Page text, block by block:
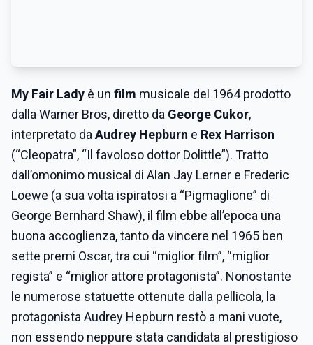
My Fair Lady è un film musicale del 1964 prodotto
dalla Warner Bros, diretto da George Cukor,
interpretato da Audrey Hepburn e Rex Harrison
(“Cleopatra”, “Il favoloso dottor Dolittle”). Tratto
dall’omonimo musical di Alan Jay Lerner e Frederic
Loewe (a sua volta ispiratosi a “Pigmaglione” di
George Bernhard Shaw), il film ebbe all’epoca una
buona accoglienza, tanto da vincere nel 1965 ben
sette premi Oscar, tra cui “miglior film”, “miglior
regista” e “miglior attore protagonista”. Nonostante
le numerose statuette ottenute dalla pellicola, la
protagonista Audrey Hepburn restò a mani vuote,
non essendo neppure stata candidata al prestigioso